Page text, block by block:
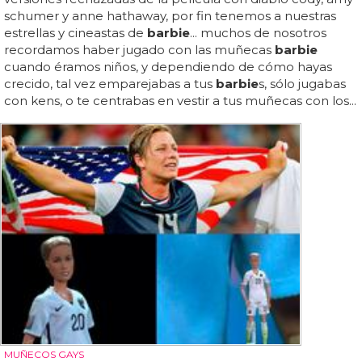
schumer y anne hathaway, por fin tenemos a nuestras
estrellas y cineastas de barbie... muchos de nosotros
recordamos haber jugado con las muñecas barbie
cuando éramos niños, y dependiendo de cómo hayas
crecido, tal vez emparejabas a tus barbies, sólo jugabas
con kens, o te centrabas en vestir a tus muñecas con los...
MUÑECOS GAYS